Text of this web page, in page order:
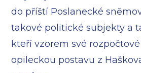
do příští Poslanecké
takové politické subjekty a
kteří vzorem své
opileckou postavu z